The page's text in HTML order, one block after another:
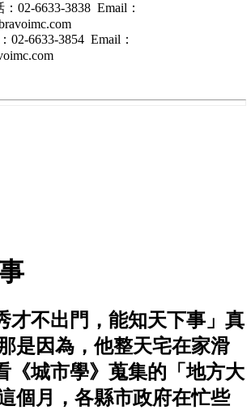
02-6633-3838 Email：
02-6633-3854 Email：
才不出門，能知天下事」真
是因為，他整天宅在家滑
《城市學》蒐集的「地方大
個月，各縣市政府在忙些